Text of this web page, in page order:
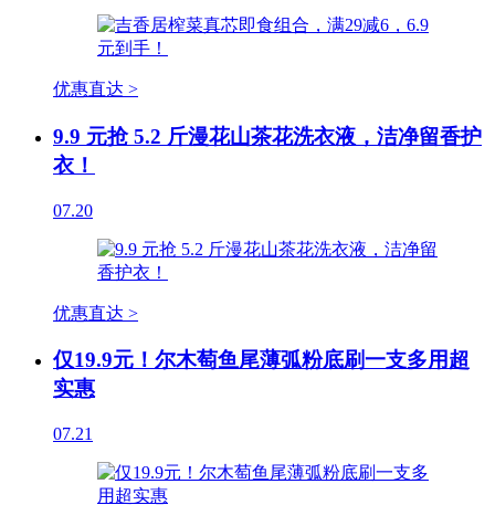
优惠直达 >
9.9 元抢 5.2 斤漫花山茶花洗衣液，洁净留香护
衣！
07.20
优惠直达 >
仅19.9元！尔木萄鱼尾薄弧粉底刷一支多用超
实惠
07.21